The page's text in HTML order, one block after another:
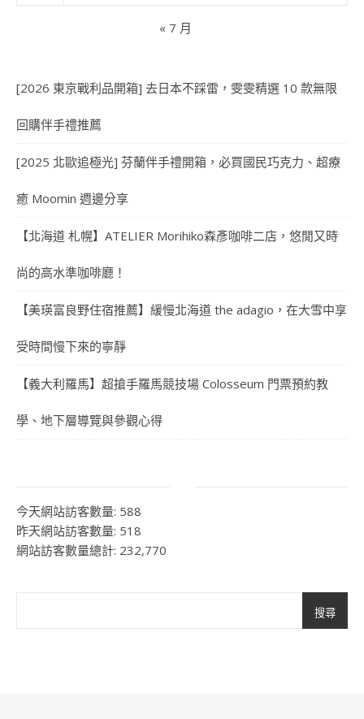
« 7 月
[2026 東京戰利品開箱] 去日本不踩雷，雯雯精選 10 款無限
回購伴手禮推薦
[2025 北歐追極光] 芬蘭伴手禮開箱，必買國民巧克力、超療
癒 Moomin 週邊分享
【北海道 札幌】ATELIER Morihiko森彥咖啡二店，悠閒又時
尚的高水準咖啡廳！
【美瑛富良野住宿推薦】緩慢北海道 the adagio，在大雪中享
受時間慢下來的寧靜
【義大利羅馬】超搶手羅馬競技場 Colosseum 門票預約教
學、地下層導覽與參觀心得
今天網站訪客數量: 588
昨天網站訪客數量: 518
網站訪客數量總計: 232,770
搜尋